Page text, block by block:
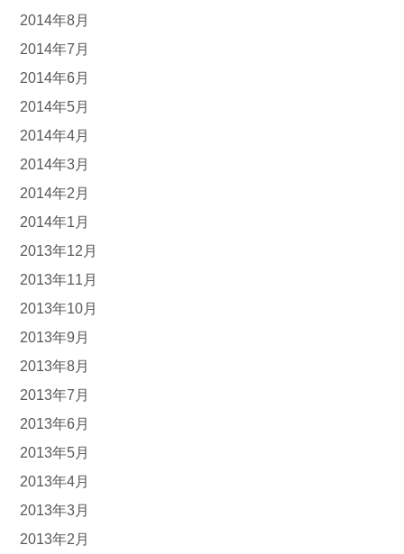
2014年8月
2014年7月
2014年6月
2014年5月
2014年4月
2014年3月
2014年2月
2014年1月
2013年12月
2013年11月
2013年10月
2013年9月
2013年8月
2013年7月
2013年6月
2013年5月
2013年4月
2013年3月
2013年2月